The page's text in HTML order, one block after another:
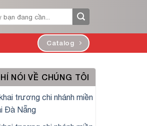
Catalog
NÓI VỀ CHÚNG TÔI
trương chi nhánh miền
Đà Nẵng